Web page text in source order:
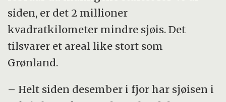
siden, er det 2 millioner
kvadratkilometer mindre sjøis. Det
tilsvarer et areal like stort som
Grønland.
– Helt siden desember i fjor har sjøisen i